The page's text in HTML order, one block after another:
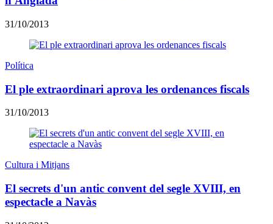
31/10/2013
Política
El ple extraordinari aprova les ordenances fiscals
31/10/2013
Cultura i Mitjans
El secrets d'un antic convent del segle XVIII, en
espectacle a Navàs